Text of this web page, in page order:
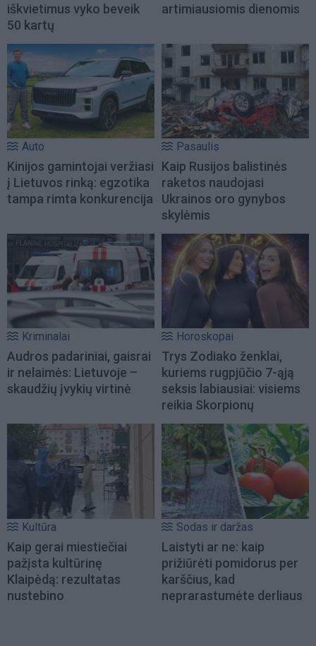
iškvietimus vyko beveik
50 kartų
artimiausiomis dienomis
Auto
Kinijos gamintojai veržiasi
į Lietuvos rinką: egzotika
tampa rimta konkurencija
Pasaulis
Kaip Rusijos balistinės
raketos naudojasi
Ukrainos oro gynybos
skylėmis
Kriminalai
Audros padariniai, gaisrai
ir nelaimės: Lietuvoje –
skaudžių įvykių virtinė
Horoskopai
Trys Zodiako ženklai,
kuriems rugpjūčio 7-ąją
seksis labiausiai: visiems
reikia Skorpionų
Kultūra
Kaip gerai miestiečiai
pažįsta kultūrinę
Klaipėdą: rezultatas
nustebino
Sodas ir daržas
Laistyti ar ne: kaip
prižiūrėti pomidorus per
karščius, kad
neprarastumėte derliaus